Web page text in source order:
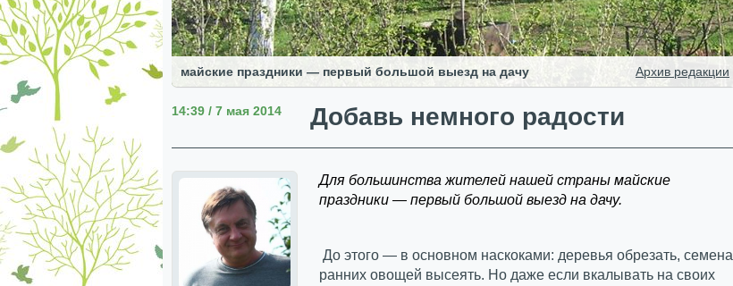
Архив редакции
майские праздники — первый большой выезд на дачу
14:39 / 7 мая 2014 Добавь немного радости
Для большинства жителей нашей страны майские
праздники — первый большой выезд на дачу.
До этого — в основном наскоками: деревья обрезать, семена
ранних овощей высеять. Но даже если вкалывать на своих